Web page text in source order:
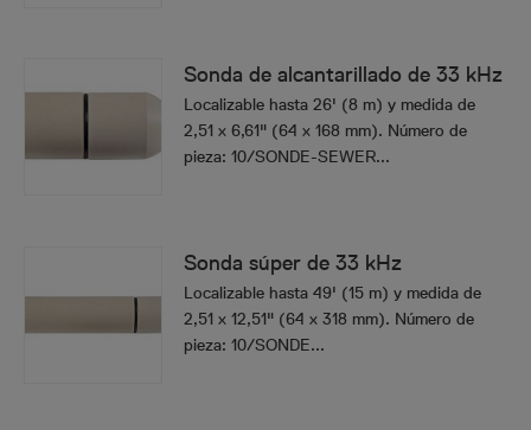
Sonda de alcantarillado de 33 kHz
Localizable hasta 26' (8 m) y medida de
2,51 x 6,61" (64 x 168 mm). Número de
pieza: 10/SONDE-SEWER...
Sonda súper de 33 kHz
Localizable hasta 49' (15 m) y medida de
2,51 x 12,51" (64 x 318 mm). Número de
pieza: 10/SONDE...